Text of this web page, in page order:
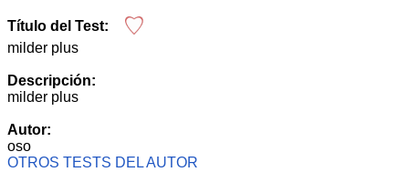
Título del Test:
milder plus
Descripción:
milder plus
Autor:
oso
OTROS TESTS DEL AUTOR